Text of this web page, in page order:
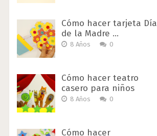
Cómo hacer tarjeta Día
de la Madre …
8 Años 0
Cómo hacer teatro
casero para niños
8 Años 0
Cómo hacer